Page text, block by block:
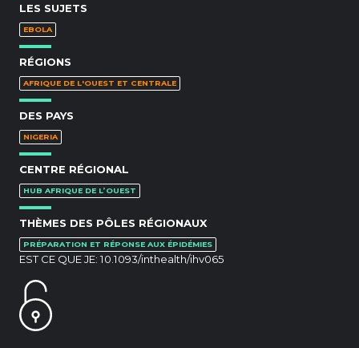
LES SUJETS
EBOLA
RÉGIONS
AFRIQUE DE L'OUEST ET CENTRALE
DES PAYS
NIGERIA
CENTRE RÉGIONAL
HUB AFRIQUE DE L’OUEST
THÈMES DES PÔLES RÉGIONAUX
PRÉPARATION ET RÉPONSE AUX ÉPIDÉMIES
EST CE QUE JE:10.1093/inthealth/ihv065